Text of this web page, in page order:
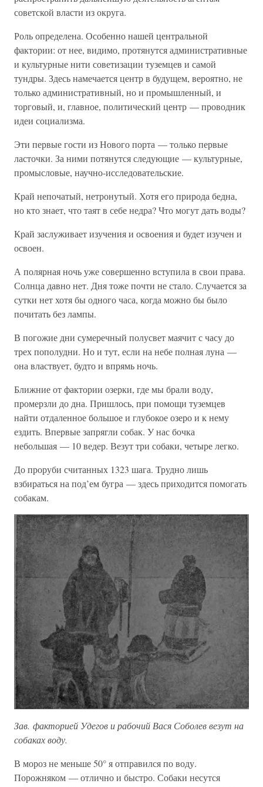
советской власти из округа.
Роль определена. Особенно нашей центральной
фактории: от нее, видимо, протянутся административные
и культурные нити советизации туземцев и самой
тундры. Здесь намечается центр в будущем, вероятно, не
только административный, но и промышленный, и
торговый, и, главное, политический центр — проводник
идеи социализма.
Эти первые гости из Нового порта — только первые
ласточки. За ними потянутся следующие — культурные,
промысловые, научно-исследовательские.
Край непочатый, нетронутый. Хотя его природа бедна,
но кто знает, что таят в себе недра? Что могут дать воды?
Край заслуживает изучения и освоения и будет изучен и
освоен.
А полярная ночь уже совершенно вступила в свои права.
Солнца давно нет. Дня тоже почти не стало. Случается за
сутки нет хотя бы одного часа, когда можно бы было
почитать без лампы.
В погожие дни сумеречный полусвет маячит с часу до
трех пополудни. Но и тут, если на небе полная луна —
она властвует, будто и впрямь ночь.
Ближние от фактории озерки, где мы брали воду,
промерзли до дна. Пришлось, при помощи туземцев
найти отдаленное большое и глубокое озеро и к нему
ездить. Впервые запрягли собак. У нас бочка
небольшая — 10 ведер. Везут три собаки, четыре легко.
До проруби считанных 1323 шага. Трудно лишь
взбираться на под’ем бугра — здесь приходится помогать
собакам.
Зав. факторией Удегов и рабочий Вася Соболев везут на
собаках воду.
В мороз не меньше 50° я отправился по воду.
Порожняком — отлично и быстро. Собаки несутся